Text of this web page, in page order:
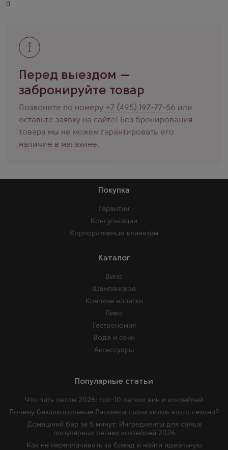
Перед выездом —
забронируйте товар
Позвоните по номеру +7 (495) 197-77-56 или
оставьте заявку на сайте! Без бронирования
товара мы не можем гарантировать его
наличие в магазине.
Покупка
Гарантии
Консультации
Корпоративным клиентам
Каталог
Вино
Шампанское
Крепкие напитки
Пиво
Гастрономия
Вода и соки
Аксессуары
Популярные статьи
Что пить летом 2026: топ-10 легких вин и коктейлей
Почему безалкогольные Рислинги стали хитом этого сезона?
Домашний бар за 5 минут: Ингредиенты для самых
популярных летних коктейлей 2026
Как не переплачивать за бренд и найти идеальную